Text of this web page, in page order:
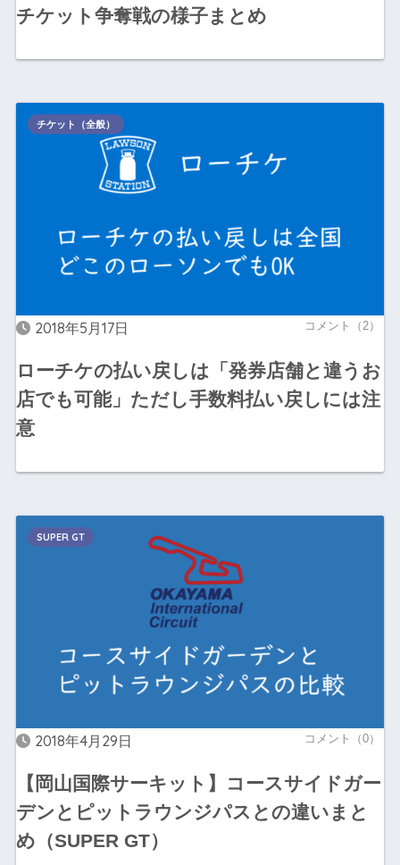
チケット争奪戦の様子まとめ
2018年5月17日 コメント（2）
ローチケの払い戻しは「発券店舗と違うお
店でも可能」ただし手数料払い戻しには注
意
チケット（全般）
2018年4月29日 コメント（0）
【岡山国際サーキット】コースサイドガー
デンとピットラウンジパスとの違いまと
め（SUPER GT）
SUPER GT